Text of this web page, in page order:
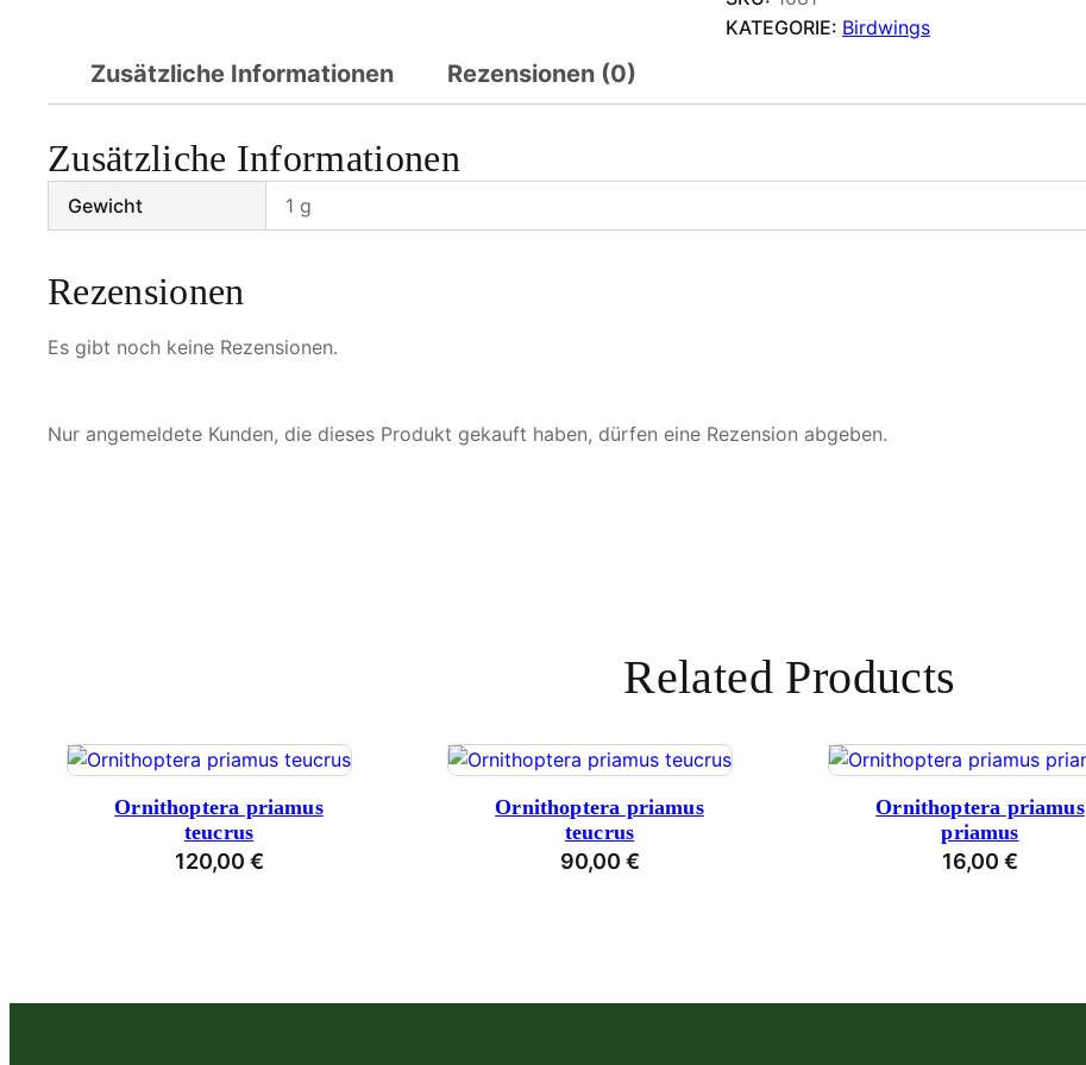
KATEGORIE: Birdwings
Zusätzliche Informationen Rezensionen (0)
Zusätzliche Informationen
Gewicht 1 g
Rezensionen
Es gibt noch keine Rezensionen.
Nur angemeldete Kunden, die dieses Produkt gekauft haben, dürfen eine Rezension abgeben.
Related Products
Ornithoptera priamus
teucrus
120,00 €
Ornithoptera priamus
teucrus
90,00 €
Ornithoptera priamus
priamus
16,00 €